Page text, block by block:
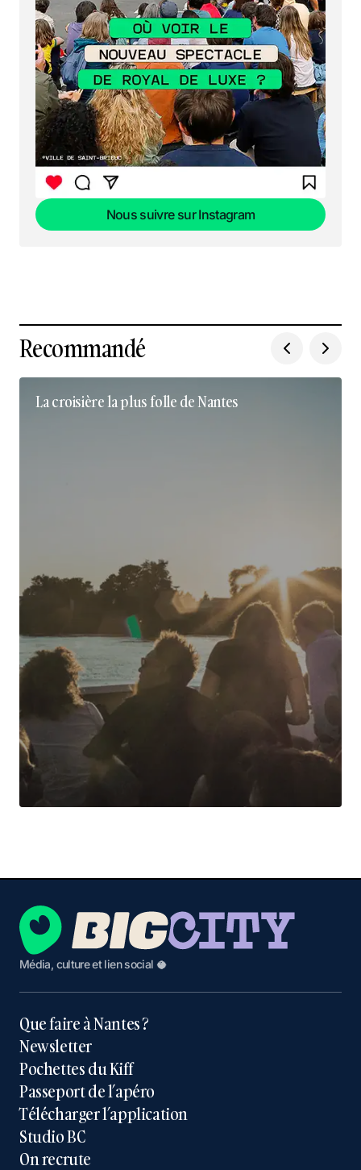
Nous suivre sur Instagram
Recommandé
La croisière la plus folle de Nantes
Média, culture et lien social 🥥
Que faire à Nantes ?
Newsletter
Pochettes du Kiff
Passeport de l’apéro
Télécharger l’application
Studio BC
On recrute